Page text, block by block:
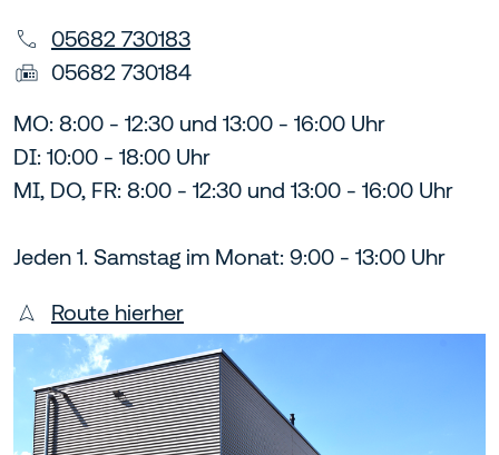
05682 730183
05682 730184
MO: 8:00 - 12:30 und 13:00 - 16:00 Uhr
DI: 10:00 - 18:00 Uhr
MI, DO, FR: 8:00 - 12:30 und 13:00 - 16:00 Uhr
Jeden 1. Samstag im Monat: 9:00 - 13:00 Uhr
Route hierher